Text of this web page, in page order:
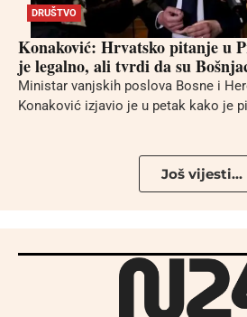
DRUŠTVO
Konaković: Hrvatsko pitanje u
je legalno, ali tvrdi da su
Ministar vanjskih poslova Bosne i
Konaković izjavio je u petak kako je
Još vijesti...